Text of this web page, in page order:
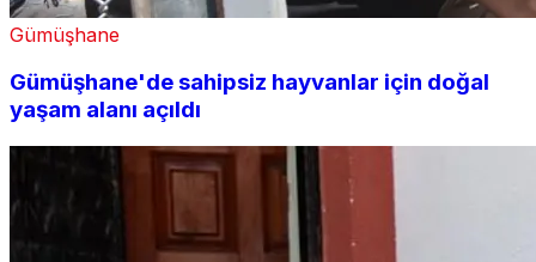
Gümüşhane
Gümüşhane'de sahipsiz hayvanlar için doğal
yaşam alanı açıldı